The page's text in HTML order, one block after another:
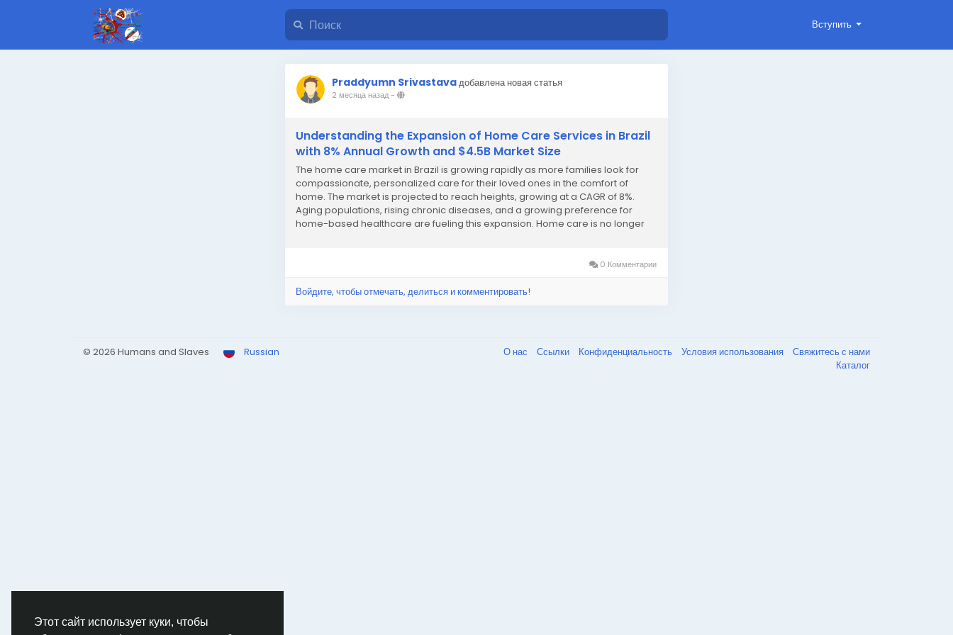
Этот сайт использует куки, чтобы
Вступить
Praddyumn Srivastavaдобавлена новая статья
2 месяца назад-
Understanding the Expansion of Home Care Services in Brazil
with 8% Annual Growth and $4.5B Market Size
The home care market in Brazil is growing rapidly as more families look for
compassionate, personalized care for their loved ones in the comfort of
home. The market is projected to reach heights, growing at a CAGR of 8%.
Aging populations, rising chronic diseases, and a growing preference for
home-based healthcare are fueling this expansion. Home care is no longer
0 Комментарии
Войдите, чтобы отмечать, делиться и комментировать!
© 2026 Humans and Slaves Russian О нас Ссылки Конфиденциальность Условия использования
Свяжитесь с нами
Каталог